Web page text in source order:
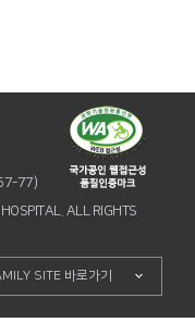
77)
ALL RIGHTS
SITE 바로가기